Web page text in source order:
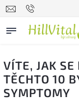
VÍTE, JAK SE
TĚCHTO 10
SYMPTOMY